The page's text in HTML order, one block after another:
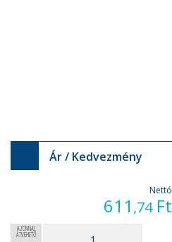
Ár / Kedvezmény
Nettó
611 ,74 Ft
AZONNAL
ÁTVEHETŐ